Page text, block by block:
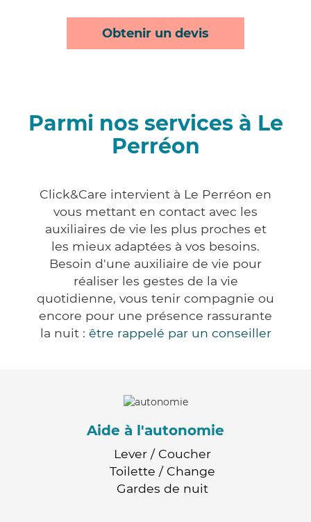
Obtenir un devis
Parmi nos services à Le
Perréon
Click&Care intervient à Le Perréon en
vous mettant en contact avec les
auxiliaires de vie les plus proches et
les mieux adaptées à vos besoins.
Besoin d'une auxiliaire de vie pour
réaliser les gestes de la vie
quotidienne, vous tenir compagnie ou
encore pour une présence rassurante
la nuit : être rappelé par un conseiller
Aide à l'autonomie
Lever / Coucher
Toilette / Change
Gardes de nuit